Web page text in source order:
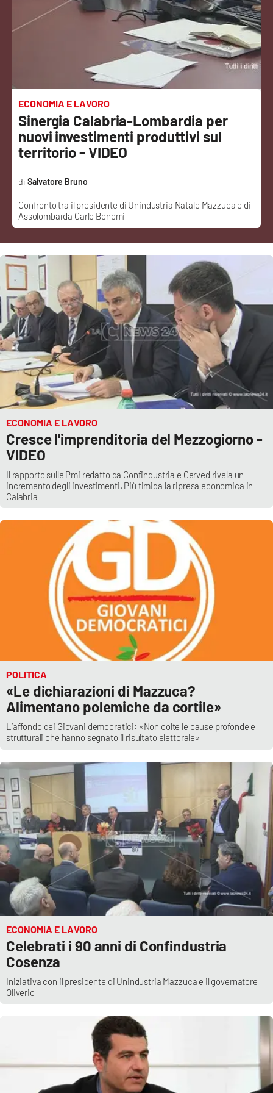
Sanità
Podcast
Meteo
VIDEO
Cronaca
Cultura
Economia e Lavoro
Politica
Sanità
Società
Sport
RUBRICHE
Good Morning Vietnam
Parchi Marini Calabria
Leggendo Alvaro insieme
Imprese Di Calabria
Le perfidie di Antonella Grippo
Venti di comunicazione
STREAMING
LaC Network
LaC OnAir
EDIZIONI
LOCALI
Catanzaro
Crotone
Vibo Valentia
Reggio Calabria
Lamezia Terme
ECONOMIA E LAVORO
Sinergia Calabria-Lombardia per
nuovi investimenti produttivi sul
territorio - VIDEO
Confronto tra il presidente di Unindustria Natale Mazzuca e di
Assolombarda Carlo Bonomi
Salvatore Bruno
ECONOMIA E LAVORO
Cresce l'imprenditoria del Mezzogiorno -
VIDEO
Il rapporto sulle Pmi redatto da Confindustria e Cerved rivela un
incremento degli investimenti. Più timida la ripresa economica in
Calabria
POLITICA
«Le dichiarazioni di Mazzuca?
Alimentano polemiche da cortile»
L’affondo dei Giovani democratici: «Non colte le cause profonde e
strutturali che hanno segnato il risultato elettorale»
ECONOMIA E LAVORO
Celebrati i 90 anni di Confindustria
Cosenza
Iniziativa con il presidente di Unindustria Mazzuca e il governatore
Oliverio